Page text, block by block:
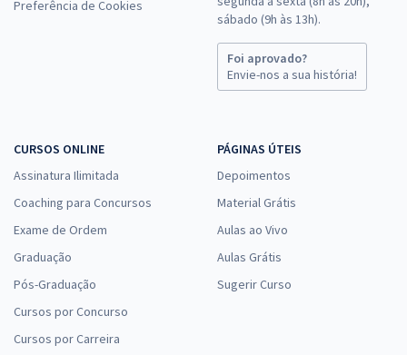
Preferência de Cookies
sábado (9h às 13h).
Foi aprovado?
Envie-nos a sua história!
CURSOS ONLINE
Assinatura Ilimitada
Coaching para Concursos
Exame de Ordem
Graduação
Pós-Graduação
Cursos por Concurso
Cursos por Carreira
PÁGINAS ÚTEIS
Depoimentos
Material Grátis
Aulas ao Vivo
Aulas Grátis
Sugerir Curso